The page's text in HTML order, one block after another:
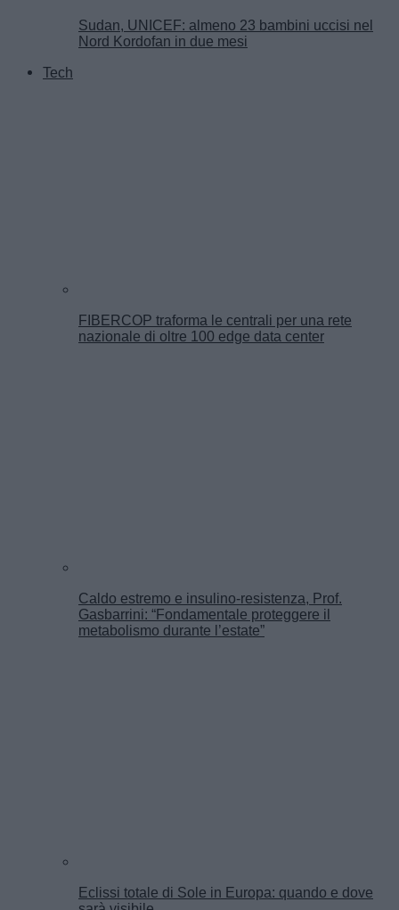
Sudan, UNICEF: almeno 23 bambini uccisi nel
Nord Kordofan in due mesi
Tech
FIBERCOP traforma le centrali per una rete
nazionale di oltre 100 edge data center
Caldo estremo e insulino-resistenza, Prof.
Gasbarrini: “Fondamentale proteggere il
metabolismo durante l’estate”
Eclissi totale di Sole in Europa: quando e dove